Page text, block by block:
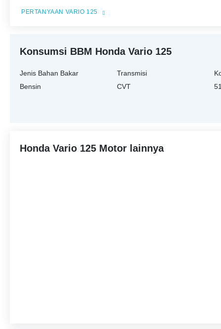
PERTANYAAN VARIO 125
Konsumsi BBM Honda Vario 125
Jenis Bahan Bakar Transmisi
Bensin
CVT
Honda Vario 125 Motor lainnya